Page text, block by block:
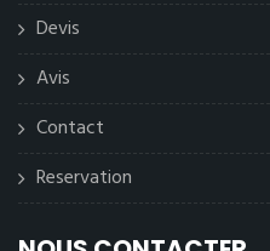
Devis
Avis
Contact
Reservation